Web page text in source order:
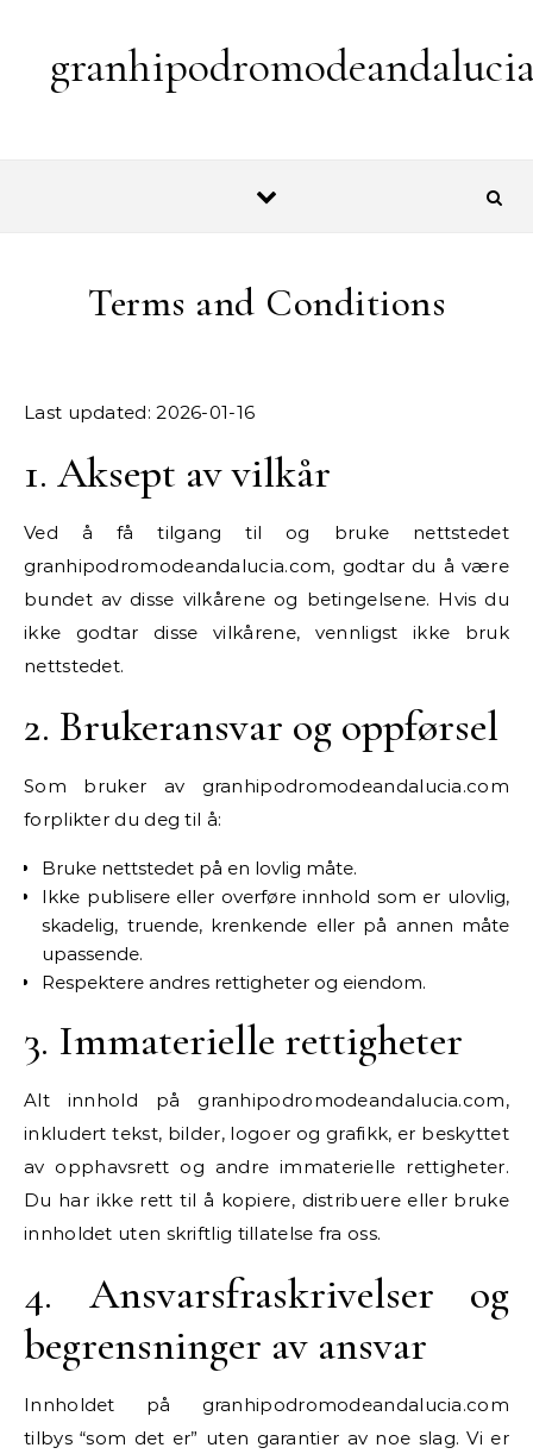
Terms and Conditions
Last updated: 2026-01-16
1. Aksept av vilkår
Ved å få tilgang til og bruke nettstedet
granhipodromodeandalucia.com, godtar du å være
bundet av disse vilkårene og betingelsene. Hvis du
ikke godtar disse vilkårene, vennligst ikke bruk
nettstedet.
2. Brukeransvar og oppførsel
Som bruker av granhipodromodeandalucia.com
forplikter du deg til å:
Bruke nettstedet på en lovlig måte.
Ikke publisere eller overføre innhold som er ulovlig,
skadelig, truende, krenkende eller på annen måte
upassende.
Respektere andres rettigheter og eiendom.
3. Immaterielle rettigheter
Alt innhold på granhipodromodeandalucia.com,
inkludert tekst, bilder, logoer og grafikk, er beskyttet
av opphavsrett og andre immaterielle rettigheter.
Du har ikke rett til å kopiere, distribuere eller bruke
innholdet uten skriftlig tillatelse fra oss.
4. Ansvarsfraskrivelser og
begrensninger av ansvar
Innholdet på granhipodromodeandalucia.com
tilbys “som det er” uten garantier av noe slag. Vi er